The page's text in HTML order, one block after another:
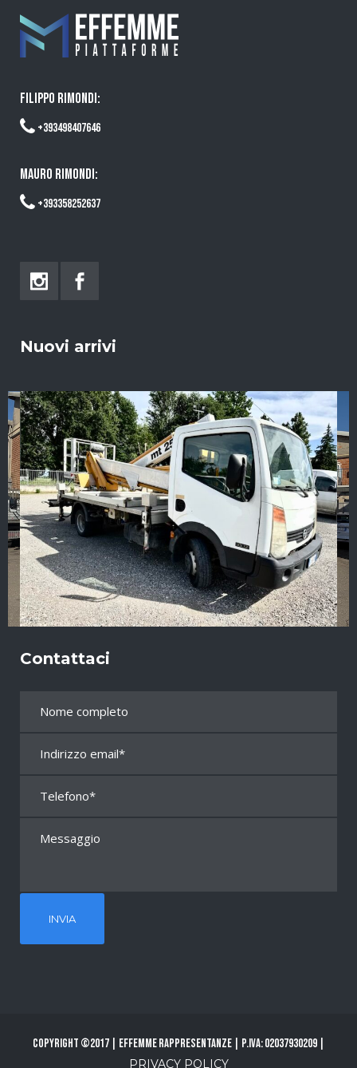
FILIPPO RIMONDI:
+393498407646
MAURO RIMONDI:
+393358252637
Nuovi arrivi
Contattaci
Copyright ©2017 | Effemme Rappresentanze | P.Iva: 02037930209 |
PRIVACY POLICY